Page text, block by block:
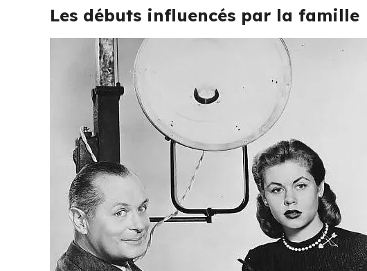
Les débuts influencés par la famille